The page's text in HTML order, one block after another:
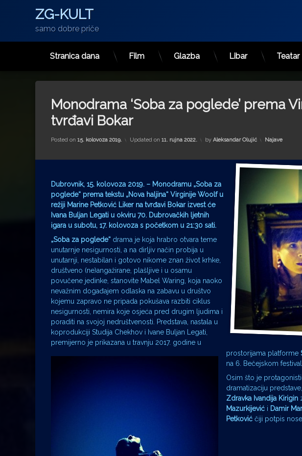
ZG-KULT
samo dobre priče
Stranica dana Film Glazba Libar Teatar
Monodrama ‘Soba za poglede’ prema
tvrđavi Bokar
Posted on 15. kolovoza 2019. Updated on 11. rujna 2022. by Aleksandar Olujić Kategorije:
Najave
Dubrovnik, 15. kolovoza 2019. – Monodramu „Soba za
poglede“ prema tekstu „Nova haljina“ Virginije Woolf u
režiji Marine Petković Liker na tvrđavi Bokar izvest će
Ivana Buljan Legati u okviru 70. Dubrovačkih ljetnih
igara u subotu, 17. kolovoza s početkom u 21:30 sati.
„Soba za poglede“ drama je koja hrabro otvara teme
unutarnje nesigurnosti, a na dirljiv način probija u
unutarnji, nestabilan i gotovo nikome znan život krhke,
društveno (ne)angažirane, plašljive i u osamu
povučene jedinke, stanovite Mabel Waring, koja naoko
nevažnim događajem odlaska na zabavu u društvo
kojemu zapravo ne pripada pokušava razbiti ciklus
nesigurnosti, nemira koje osjeća pred drugim ljudima i
poraditi na svojoj nedruštvenosti. Predstava, nastala u
koprodukciji Studija Chekhov i Ivane Buljan Legati,
premijerno je prikazana u travnju 2017. godine u
prostorijama platforme
na 6. Bečejskom
Osim što je
dramatizaciju
Zdravka Ivandija Kirigin
Mazurkijević i Damir
Petković čiji potpis